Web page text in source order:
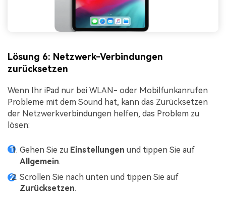
Lösung 6: Netzwerk-Verbindungen
zurücksetzen
Wenn Ihr iPad nur bei WLAN- oder Mobilfunkanrufen
Probleme mit dem Sound hat, kann das Zurücksetzen
der Netzwerkverbindungen helfen, das Problem zu
lösen:
Gehen Sie zu Einstellungen und tippen Sie auf
Allgemein.
Scrollen Sie nach unten und tippen Sie auf
Zurücksetzen.